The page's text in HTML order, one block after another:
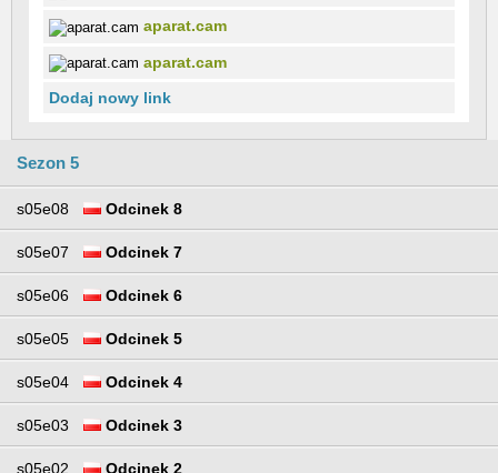
aparat.cam
aparat.cam
Dodaj nowy link
Sezon 5
s05e08 Odcinek 8
s05e07 Odcinek 7
s05e06 Odcinek 6
s05e05 Odcinek 5
s05e04 Odcinek 4
s05e03 Odcinek 3
s05e02 Odcinek 2